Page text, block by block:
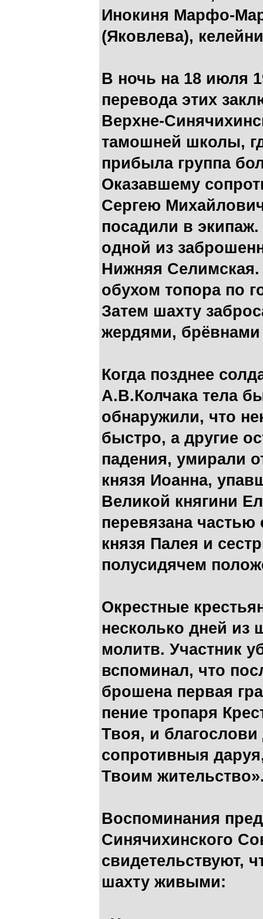
Инокиня Марфо-
(Яковлева),
В ночь на 18 июля
перевода этих
Верхне-
тамошней школы,
прибыла группа
Оказавшему
Сергею
посадили в
одной из
Нижняя Селимская.
обухом топора по
Затем шахту
жердями,
Когда позднее
А.В.Колчака тела
обнаружили, что
быстро, а другие
падения, умирали
князя Иоанна,
Великой княгини
перевязана частью
князя Палея и
полусидячем
Окрестные
несколько дней из
молитв. Участник
вспоминал, что
брошена первая
пение тропаря
Твоя, и
сопротивныя
Твоим
Воспоминания
Синячихинского
свидетельствуют,
шахту живыми: